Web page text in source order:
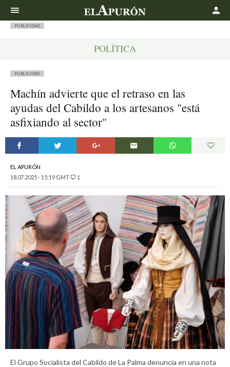
PUBLICIDAD
POLÍTICA
PUBLICIDAD
Machín advierte que el retraso en las
ayudas del Cabildo a los artesanos "está
asfixiando al sector"
EL APURÓN
18.07.2025 - 15:19 GMT
1
El Grupo Socialista del Cabildo de La Palma denuncia en una nota